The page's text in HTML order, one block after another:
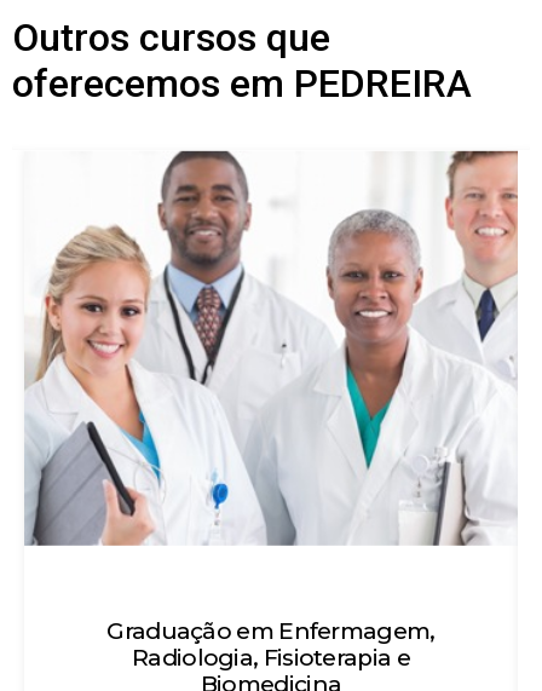
Outros cursos que
oferecemos em PEDREIRA
Técnico em Enfermagem
Objetivo: Habilitar técnicos de enfermagem